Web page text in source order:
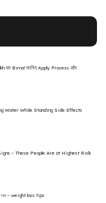
का Bima! जानिए Apply Process और
Water While Standing Side Effects
– These People Are at Highest Risk
– weight loss tips